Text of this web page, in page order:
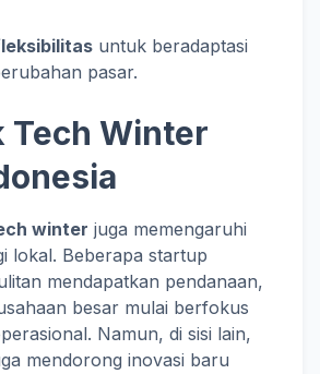
untuk beradaptasi
pasar.
Tech Winter
winter juga memengaruhi
lokal. Beberapa startup
mendapatkan pendanaan,
besar mulai berfokus
Namun, di sisi lain,
mendorong inovasi baru